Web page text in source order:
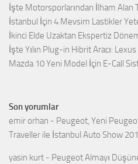
İşte Motorsporlarından İlham Alan
İstanbul İçin 4 Mevsim Lastikler
İkinci Elde Uzaktan Ekspertiz
İşte Yılın Plug-in Hibrit Aracı:
Mazda 10 Yeni Model İçin E-Call
Son yorumlar
emir orhan - Peugeot, Yeni
Traveller ile İstanbul Auto Show
yasin kurt - Peugeot Almayı